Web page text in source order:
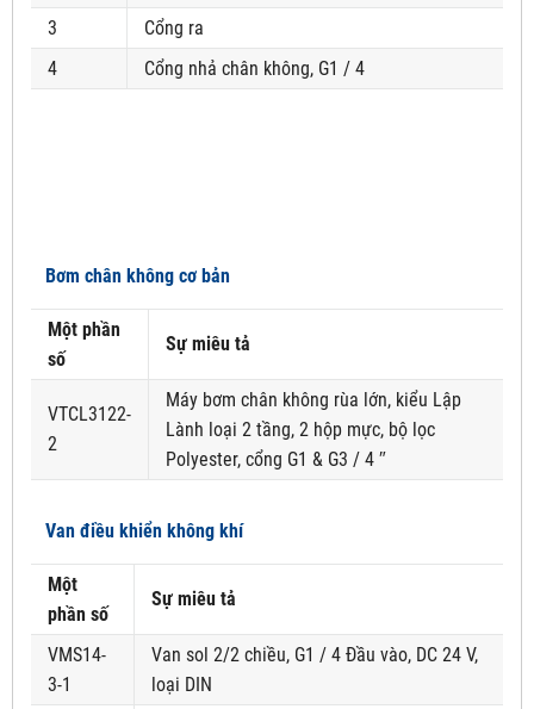
3
Cổng ra
4
Cổng nhả chân không, G1 / 4
Bơm chân không cơ bản
Một phần
số
Sự miêu tả
VTCL3122-
2
Máy bơm chân không rùa lớn, kiểu Lập
Lành loại 2 tầng, 2 hộp mực, bộ lọc
Polyester, cổng G1 & G3 / 4 ″
Van điều khiển không khí
Một
phần số
Sự miêu tả
VMS14-
3-1
Van sol 2/2 chiều, G1 / 4 Đầu vào, DC 24 V,
loại DIN